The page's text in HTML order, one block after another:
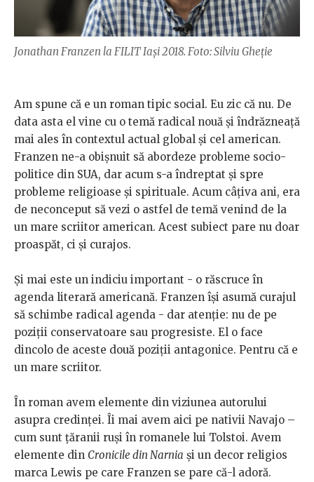
Jonathan Franzen la FILIT Iași 2018. Foto: Silviu Gheție
Am spune că e un roman tipic social. Eu zic că nu. De
data asta el vine cu o temă radical nouă și îndrăzneață
mai ales în contextul actual global și cel american.
Franzen ne-a obișnuit să abordeze probleme socio-
politice din SUA, dar acum s-a îndreptat și spre
probleme religioase și spirituale. Acum câțiva ani, era
de neconceput să vezi o astfel de temă venind de la
un mare scriitor american. Acest subiect pare nu doar
proaspăt, ci și curajos.
Și mai este un indiciu important - o răscruce în
agenda literară americană. Franzen își asumă curajul
să schimbe radical agenda - dar atenție: nu de pe
poziții conservatoare sau progresiste. El o face
dincolo de aceste două poziții antagonice. Pentru că e
un mare scriitor.
În roman avem elemente din viziunea autorului
asupra credinței. Îi mai avem aici pe nativii Navajo –
cum sunt țăranii ruși în romanele lui Tolstoi. Avem
elemente din Cronicile din Narnia și un decor religios
marca Lewis pe care Franzen se pare că-l adoră.